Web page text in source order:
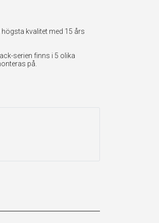
kvalitet med 15 års
serien finns i 5 olika
på.